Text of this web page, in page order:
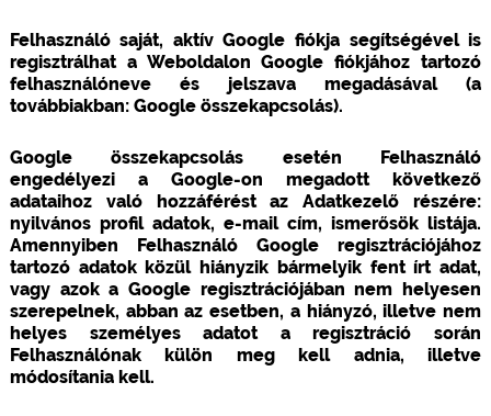
Felhasználó saját, aktív Google fiókja segítségével is
regisztrálhat a Weboldalon Google fiókjához tartozó
felhasználóneve és jelszava megadásával (a
továbbiakban: Google összekapcsolás).
Google összekapcsolás esetén Felhasználó
engedélyezi a Google-on megadott következő
adataihoz való hozzáférést az Adatkezelő részére:
nyilvános profil adatok, e-mail cím, ismerősök listája.
Amennyiben Felhasználó Google regisztrációjához
tartozó adatok közül hiányzik bármelyik fent írt adat,
vagy azok a Google regisztrációjában nem helyesen
szerepelnek, abban az esetben, a hiányzó, illetve nem
helyes személyes adatot a regisztráció során
Felhasználónak külön meg kell adnia, illetve
módosítania kell.